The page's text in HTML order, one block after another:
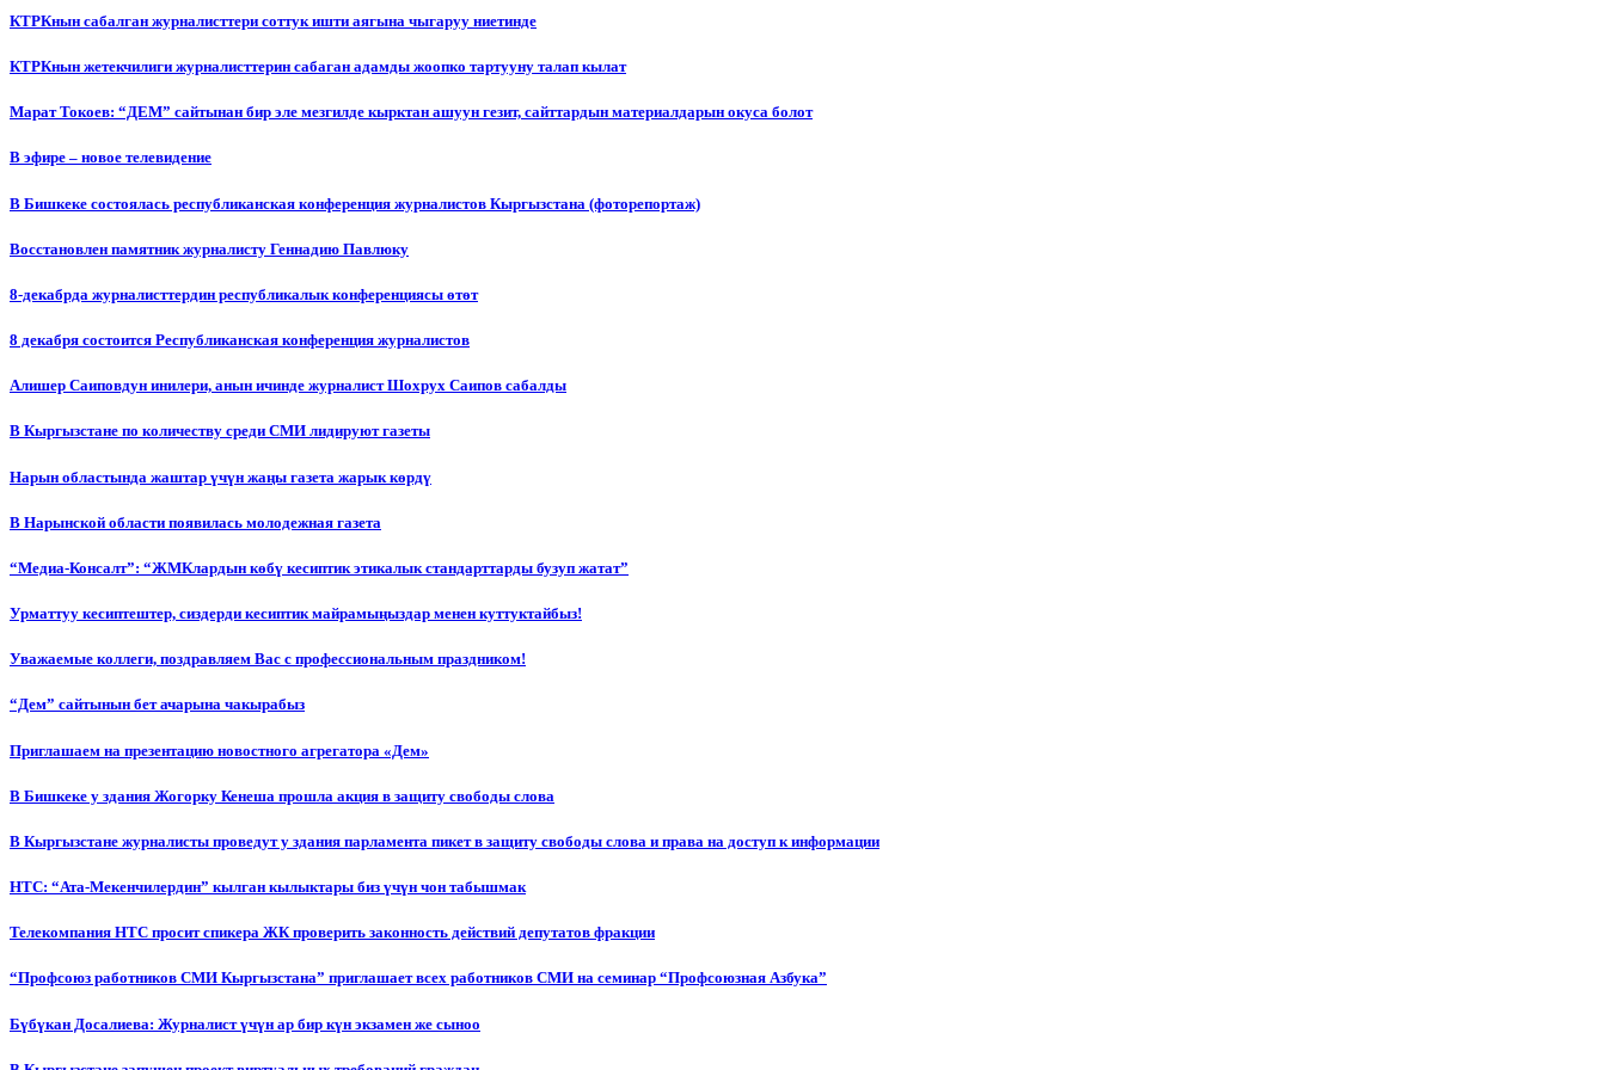
КТРКнын сабалган журналисттери соттук ишти аягына чыгаруу ниетинде
КТРКнын жетекчилиги журналисттерин сабаган адамды жоопко тартууну талап кылат
Марат Токоев: “ДЕМ” сайтынан бир эле мезгилде кырктан ашуун гезит, сайттардын материалдарын окуса болот
В эфире – новое телевидение
В Бишкеке состоялась республиканская конференция журналистов Кыргызстана (фоторепортаж)
Восстановлен памятник журналисту Геннадию Павлюку
8-декабрда журналисттердин республикалык конференциясы өтөт
8 декабря состоится Республиканская конференция журналистов
Алишер Саиповдун инилери, анын ичинде журналист Шохрух Саипов сабалды
В Кыргызстане по количеству среди СМИ лидируют газеты
Нарын областында жаштар үчүн жаңы газета жарык көрдү
В Нарынской области появилась молодежная газета
“Медиа-Консалт”: “ЖМКлардын көбү кесиптик этикалык стандарттарды бузуп жатат”
Урматтуу кесиптештер, сиздерди кесиптик майрамыңыздар менен куттуктайбыз!
Уважаемые коллеги, поздравляем Вас с профессиональным праздником!
“Дем” сайтынын бет ачарына чакырабыз
Приглашаем на презентацию новостного агрегатора «Дем»
В Бишкеке у здания Жогорку Кенеша прошла акция в защиту свободы слова
В Кыргызстане журналисты проведут у здания парламента пикет в защиту свободы слова и права на доступ к информации
НТС: “Ата-Мекенчилердин” кылган кылыктары биз үчүн чон табышмак
Телекомпания НТС просит спикера ЖК проверить законность действий депутатов фракции
“Профсоюз работников СМИ Кыргызстана” приглашает всех работников СМИ на семинар “Профсоюзная Азбука”
Бүбүкан Досалиева: Журналист үчүн ар бир күн экзамен же сыноо